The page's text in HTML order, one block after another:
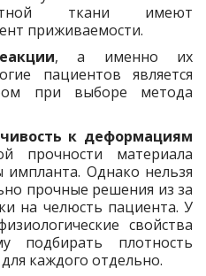
ткани имеют
приживаемости.
, а именно их
пациентов является
при выборе метода
к деформациям
прочности материала
импланта. Однако нельзя
прочные решения из за
на челюсть пациента. У
свойства
подбирать плотность
каждого отдельно.